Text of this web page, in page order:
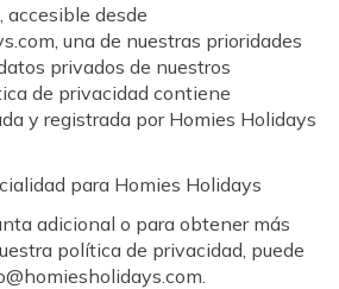
accesible desde
una de nuestras prioridades
privados de nuestros
de privacidad contiene
y registrada por Homies Holidays
para Homies Holidays
adicional o para obtener más
política de privacidad, puede